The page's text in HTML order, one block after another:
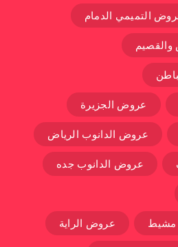
التميمي الدمام
عروض الجزيرة
عروض الدانوب الرياض
عروض الدانوب جده
مشيط عروض الراية